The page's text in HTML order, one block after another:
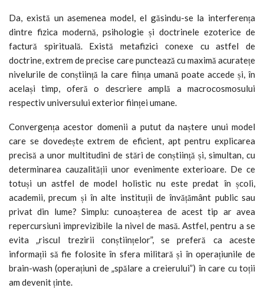
Da, există un asemenea model, el găsindu-se la interferența
dintre fizica modernă, psihologie și doctrinele ezoterice de
factură spirituală. Există metafizici conexe cu astfel de
doctrine, extrem de precise care punctează cu maximă acuratețe
nivelurile de conștiință la care ființa umană poate accede și, în
același timp, oferă o descriere amplă a macrocosmosului
respectiv universului exterior ființei umane.
Convergența acestor domenii a putut da naștere unui model
care se dovedește extrem de eficient, apt pentru explicarea
precisă a unor multitudini de stări de conștiință și, simultan, cu
determinarea cauzalității unor evenimente exterioare. De ce
totuși un astfel de model holistic nu este predat în școli,
academii, precum și în alte instituții de învățământ public sau
privat din lume? Simplu: cunoașterea de acest tip ar avea
repercursiuni imprevizibile la nivel de masă. Astfel, pentru a se
evita „riscul trezirii conștiințelor”, se preferă ca aceste
informații să fie folosite în sfera militară și în operațiunile de
brain-wash (operațiuni de „spălare a creierului”) în care cu toții
am devenit ținte.